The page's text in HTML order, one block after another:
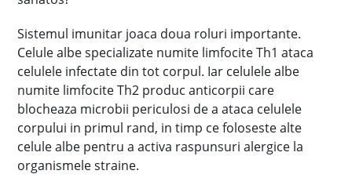
Sistemul imunitar joaca doua roluri importante.
Celule albe specializate numite limfocite Th1 ataca
celulele infectate din tot corpul. Iar celulele albe
numite limfocite Th2 produc anticorpii care
blocheaza microbii periculosi de a ataca celulele
corpului in primul rand, in timp ce foloseste alte
celule albe pentru a activa raspunsuri alergice la
organismele straine.